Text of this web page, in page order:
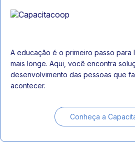
A educação é o primeiro passo para
mais longe. Aqui, você encontra
desenvolvimento das pessoas que
acontecer.
Conheça a